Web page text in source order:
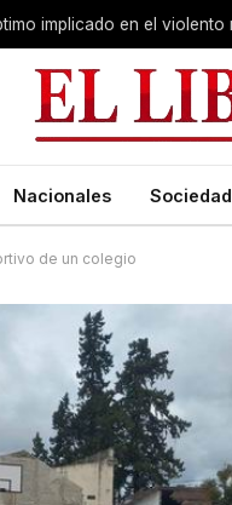
Nacionales Sociedad
de un colegio